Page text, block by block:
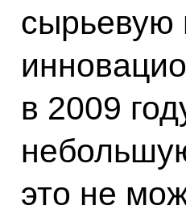
сырьевую
в 2009
это не